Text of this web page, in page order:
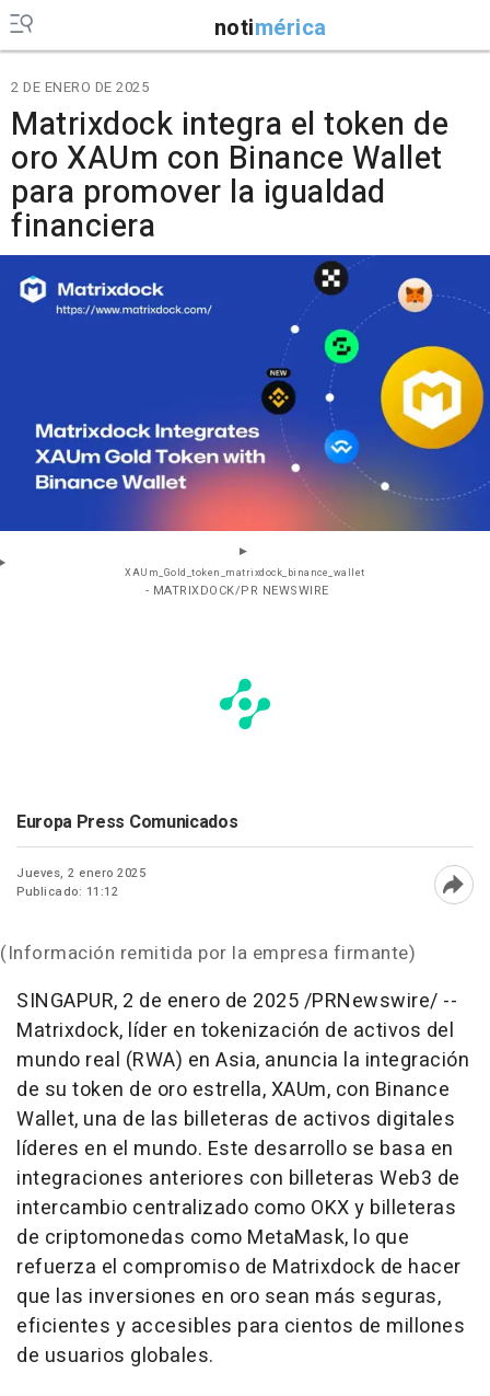
notimérica
2 DE ENERO DE 2025
Matrixdock integra el token de
oro XAUm con Binance Wallet
para promover la igualdad
financiera
XAUm_Gold_token_matrixdock_binance_wallet
- MATRIXDOCK/PR NEWSWIRE
Europa Press Comunicados
Jueves, 2 enero 2025
Publicado: 11:12
(Información remitida por la empresa firmante)
SINGAPUR, 2 de enero de 2025/PRNewswire/ --
Matrixdock, líder en tokenización de activos del
mundo real (RWA) en Asia, anuncia la integración
de su token de oro estrella, XAUm, con Binance
Wallet, una de las billeteras de activos digitales
líderes en el mundo. Este desarrollo se basa en
integraciones anteriores con billeteras Web3 de
intercambio centralizado como OKX y billeteras
de criptomonedas como MetaMask, lo que
refuerza el compromiso de Matrixdock de hacer
que las inversiones en oro sean más seguras,
eficientes y accesibles para cientos de millones
de usuarios globales.